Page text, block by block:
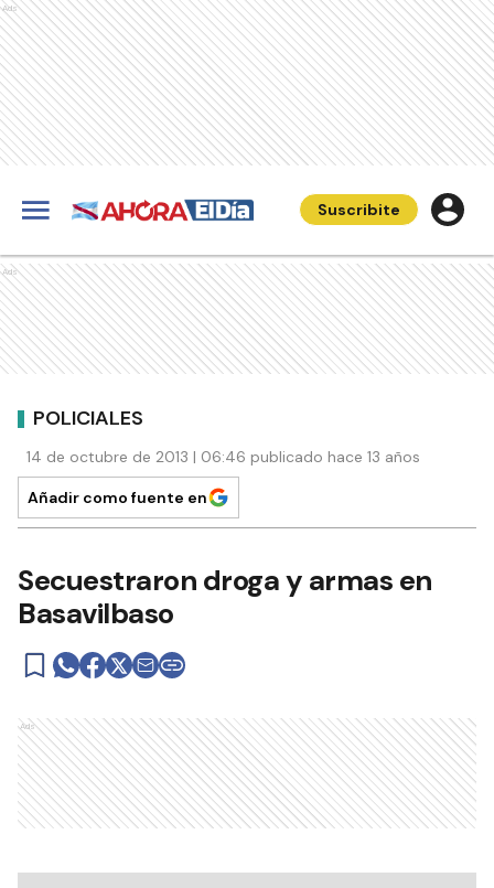
Ads
Suscribite
Ads
POLICIALES
14 de octubre de 2013 | 06:46 publicado hace 13 años
Añadir como fuente en
Secuestraron droga y armas en
Basavilbaso
Ads